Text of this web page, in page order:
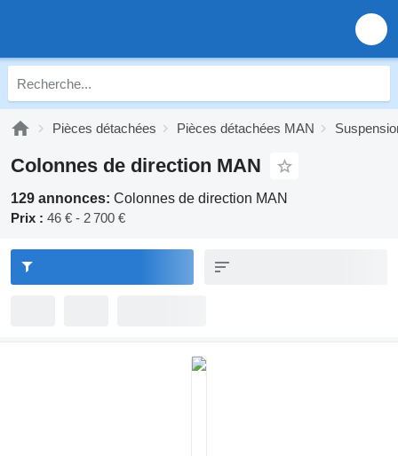
Pièces détachées Pièces détachées MAN
Colonnes de direction MAN
129 annonces: Colonnes de direction MAN
Prix : 46 € - 2 700 €